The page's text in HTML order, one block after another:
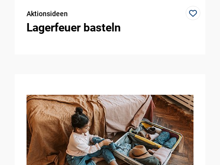
Aktionsideen
Lagerfeuer basteln